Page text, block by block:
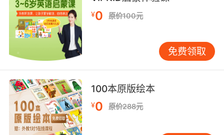
节童谣进行跨文化编排，学员不仅掌握12组节日
词汇，更在对比中建立文化认知坐标系。这种立
体化输入方式，契合维果茨基社会文化理论中关
于知识建构的论述。 教学实施策略 有效实施需把
握三大原则：首先是i+1难度适配，纽约州立大学
研究建议歌曲语速应控制在每分钟80-100拍；其
次是多模态协同，伦敦大学实验证明配合肢体律
动可使记忆保持率提升28%；最后是个性化改
编，VIPKID教师会将学员姓名嵌入《Name
Song》，使词汇学习产生情感联结。数据显示，
¥0 原价100元
免费领取
100本原版绘本
¥0 原价288元